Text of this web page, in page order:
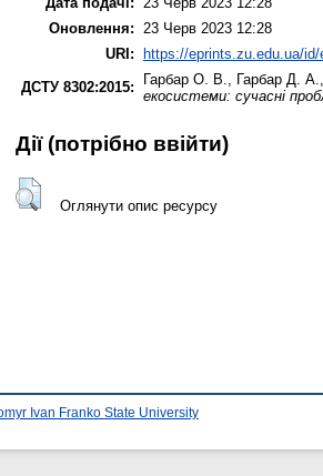
Оновлення: 23 Черв 2023 12:28
URI:
https://eprints.zu.edu.ua/id/
ДСТУ 8302:2015:
Гарбар О. В., Гарбар Д. А.,
екосистеми: сучасні
Дії ​​(потрібно ввійти)
Оглянути опис ресурсу
Ivan Franko State University